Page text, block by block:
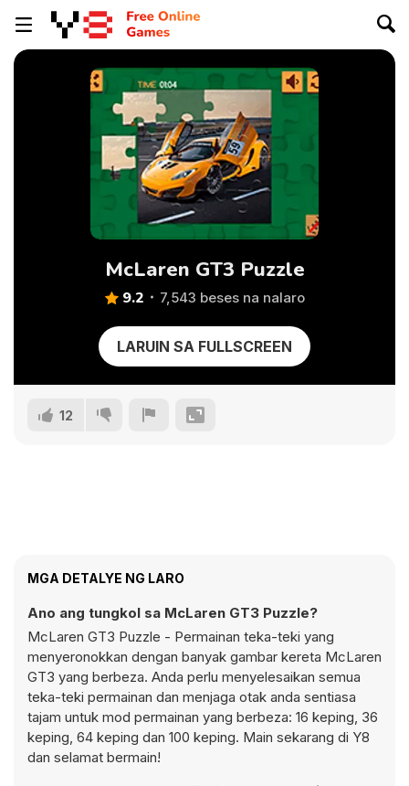
McLaren GT3 Puzzle
9.2 7,543 beses na nalaro
LARUIN SA FULLSCREEN
12
MGA DETALYE NG LARO
Ano ang tungkol sa McLaren GT3 Puzzle?
McLaren GT3 Puzzle - Permainan teka-teki yang
menyeronokkan dengan banyak gambar kereta McLaren
GT3 yang berbeza. Anda perlu menyelesaikan semua
teka-teki permainan dan menjaga otak anda sentiasa
tajam untuk mod permainan yang berbeza: 16 keping, 36
keping, 64 keping dan 100 keping. Main sekarang di Y8
dan selamat bermain!